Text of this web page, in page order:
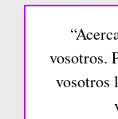
vosotros.
vosotros